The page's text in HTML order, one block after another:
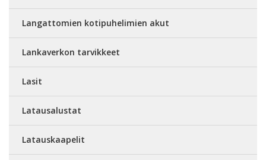
Langattomien kotipuhelimien akut
Lankaverkon tarvikkeet
Lasit
Latausalustat
Latauskaapelit